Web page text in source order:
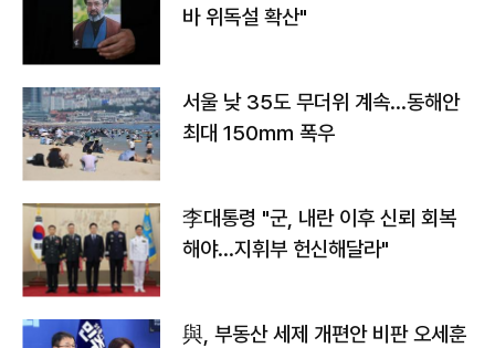
바 위독설 확산"
서울 낮 35도 무더위 계속…동해안
최대 150㎜ 폭우
李대통령 "군, 내란 이후 신뢰 회복
해야…지휘부 헌신해달라"
與, 부동산 세제 개편안 비판 오세훈